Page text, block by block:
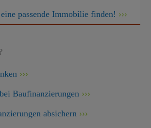
passende Immobilie finden!
Baufinanzierungen
absichern